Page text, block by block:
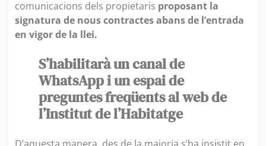
comunicacions dels propietaris proposant la
signatura de nous contractes abans de l’entrada
en vigor de la llei.
S’habilitarà un canal de
WhatsApp i un espai de
preguntes freqüents al web de
l’Institut de l’Habitatge